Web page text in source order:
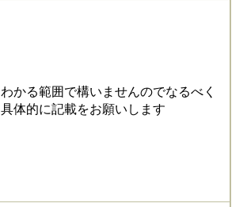
わかる範囲で構いませんのでなるべく
具体的に記載をお願いします